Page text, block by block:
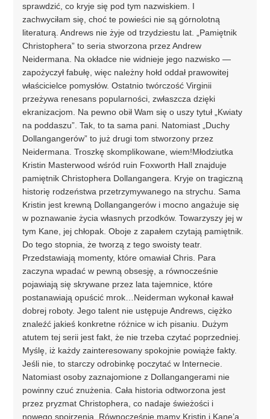
sprawdzić, co kryje się pod tym nazwiskiem. I
zachwyciłam się, choć te powieści nie są górnolotną
literaturą. Andrews nie żyje od trzydziestu lat. „Pamiętnik
Christophera” to seria stworzona przez Andrew
Neidermana. Na okładce nie widnieje jego nazwisko —
zapożyczył fabułę, więc należny hołd oddał prawowitej
właścicielce pomysłów. Ostatnio twórczość Virginii
przeżywa renesans popularności, zwłaszcza dzięki
ekranizacjom. Na pewno obił Wam się o uszy tytuł „Kwiaty
na poddaszu”. Tak, to ta sama pani. Natomiast „Duchy
Dollangangerów” to już drugi tom stworzony przez
Neidermana. Troszkę skomplikowane, wiem!Młodziutka
Kristin Masterwood wśród ruin Foxworth Hall znajduje
pamiętnik Christophera Dollangangera. Kryje on tragiczną
historię rodzeństwa przetrzymywanego na strychu. Sama
Kristin jest krewną Dollangangerów i mocno angażuje się
w poznawanie życia własnych przodków. Towarzyszy jej w
tym Kane, jej chłopak. Oboje z zapałem czytają pamiętnik.
Do tego stopnia, że tworzą z tego swoisty teatr.
Przedstawiają momenty, które omawiał Chris. Para
zaczyna wpadać w pewną obsesję, a równocześnie
pojawiają się skrywane przez lata tajemnice, które
postanawiają opuścić mrok…Neiderman wykonał kawał
dobrej roboty. Jego talent nie ustępuje Andrews, ciężko
znaleźć jakieś konkretne różnice w ich pisaniu. Dużym
atutem tej serii jest fakt, że nie trzeba czytać poprzedniej.
Myślę, iż każdy zainteresowany spokojnie powiąże fakty.
Jeśli nie, to starczy odrobinkę poczytać w Internecie.
Natomiast osoby zaznajomione z Dollangangerami nie
powinny czuć znużenia. Cała historia odtworzona jest
przez pryzmat Christophera, co nadaje świeżości i
nowego spojrzenia. Równocześnie mamy Kristin i Kane’a,